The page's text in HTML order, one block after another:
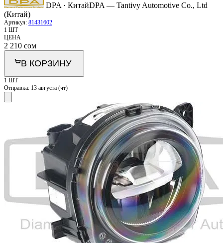
DPA · КитайDPA — Tantivy Automotive Co., Ltd
(Китай)
Артикул: 81431602
1 ШТ
ЦЕНА
2 210 сом
В КОРЗИНУ
1 ШТ
Отправка: 13 августа (чт)